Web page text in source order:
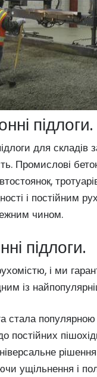
підлоги.
для складів
Промислові
і постійним
чином.
підлоги.
і ми
із
стала
постійних
ущільнення і